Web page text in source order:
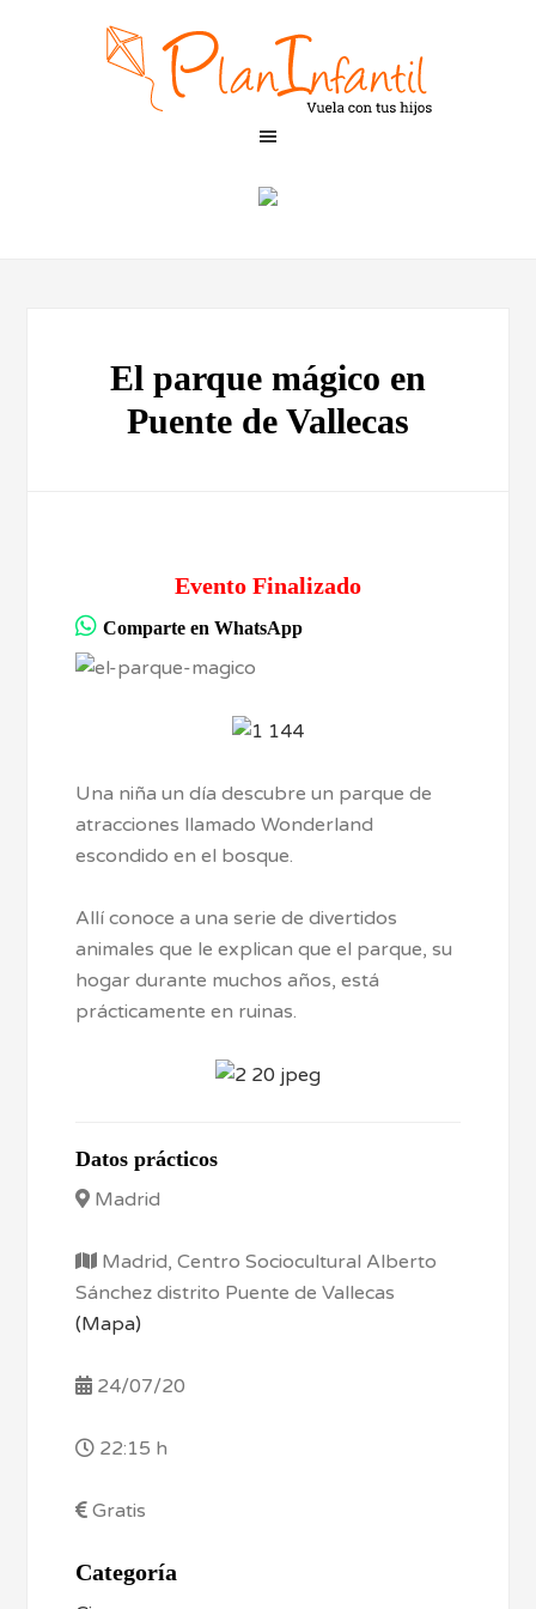
El parque mágico en
Puente de Vallecas
Evento Finalizado
Comparte en WhatsApp
Una niña un día descubre un parque de
atracciones llamado Wonderland
escondido en el bosque.
Allí conoce a una serie de divertidos
animales que le explican que el parque, su
hogar durante muchos años, está
prácticamente en ruinas.
Datos prácticos
Madrid
Madrid, Centro Sociocultural Alberto
Sánchez distrito Puente de Vallecas
(Mapa)
24/07/20
22:15 h
Gratis
Categoría